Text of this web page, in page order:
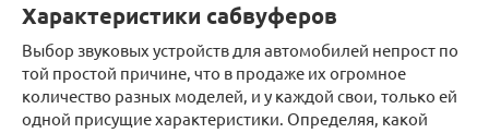
Характеристики сабвуферов
Выбор звуковых устройств для автомобилей непрост по
той простой причине, что в продаже их огромное
количество разных моделей, и у каждой свои, только ей
одной присущие характеристики. Определяя, какой